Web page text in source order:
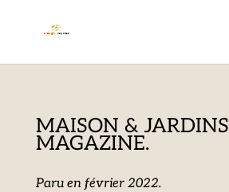
MAISON & JARDINS
MAGAZINE.
Paru en février 2022.